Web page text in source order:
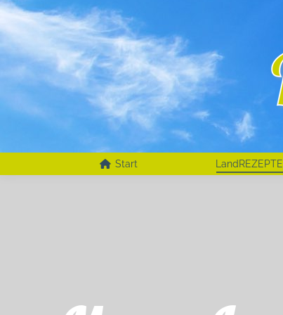
Start LandREZEPTE